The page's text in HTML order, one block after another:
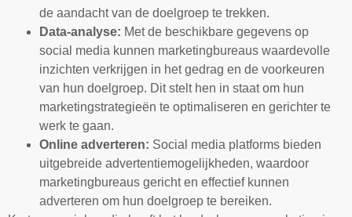
de aandacht van de doelgroep te trekken.
Data-analyse: Met de beschikbare gegevens op
social media kunnen marketingbureaus waardevolle
inzichten verkrijgen in het gedrag en de voorkeuren
van hun doelgroep. Dit stelt hen in staat om hun
marketingstrategieën te optimaliseren en gerichter te
werk te gaan.
Online adverteren: Social media platforms bieden
uitgebreide advertentiemogelijkheden, waardoor
marketingbureaus gericht en effectief kunnen
adverteren om hun doelgroep te bereiken.